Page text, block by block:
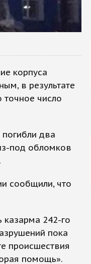
корпуса
в результате
точное число
два
под обломков
сообщили, что
казарма 242-го
пока
происшествия
помощь».